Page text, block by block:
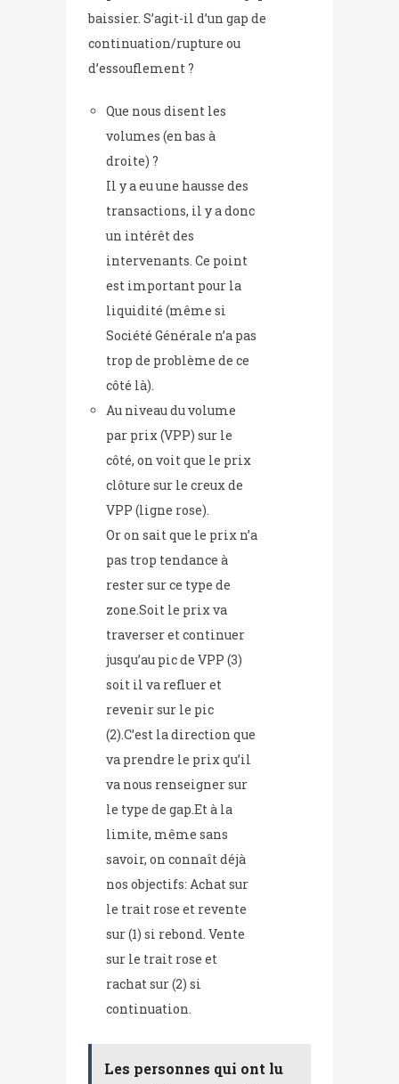
baissier. S’agit-il d’un gap de
continuation/rupture ou
d’essouflement ?
Que nous disent les
volumes (en bas à
droite) ?
Il y a eu une hausse des
transactions, il y a donc
un intérêt des
intervenants. Ce point
est important pour la
liquidité (même si
Société Générale n’a pas
trop de problème de ce
côté là).
Au niveau du volume
par prix (VPP) sur le
côté, on voit que le prix
clôture sur le creux de
VPP (ligne rose).
Or on sait que le prix n’a
pas trop tendance à
rester sur ce type de
zone.Soit le prix va
traverser et continuer
jusqu’au pic de VPP (3)
soit il va refluer et
revenir sur le pic
(2).C’est la direction que
va prendre le prix qu’il
va nous renseigner sur
le type de gap.Et à la
limite, même sans
savoir, on connaît déjà
nos objectifs: Achat sur
le trait rose et revente
sur (1) si rebond. Vente
sur le trait rose et
rachat sur (2) si
continuation.
Les personnes qui ont lu